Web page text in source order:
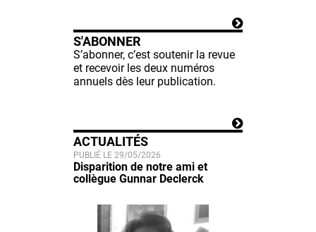
S'ABONNER
S’abonner, c’est soutenir la revue
et recevoir les deux numéros
annuels dès leur publication.
ACTUALITÉS
PUBLIÉ LE 29/05/2026
Disparition de notre ami et
collègue Gunnar Declerck